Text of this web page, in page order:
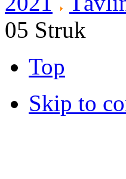
05 Struk
Top
Skip to